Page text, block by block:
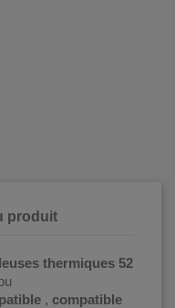
produit
thermiques 52
, compatible